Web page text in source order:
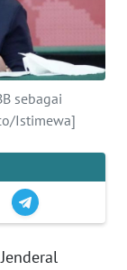
sebagai
Istimewa]